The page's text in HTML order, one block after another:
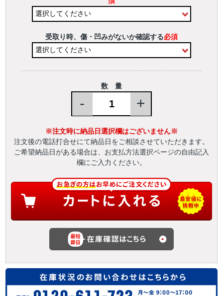
受取り時、傷・凹みがないか確認する必須
数 量
- +
※注文時に納品日選択欄はございません※
注文後の電話打合せにて納品日をご相談させていただきます。
ご希望納品日がある場合は、お支払方法選択ページの自由記入
欄にご入力ください。